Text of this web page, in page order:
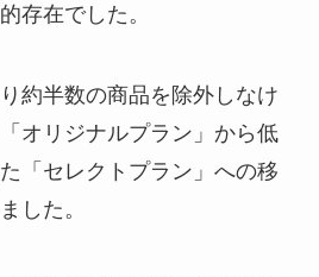
存在でした。
約半数の商品を除外しなけ
オリジナルプラン」から低
「セレクトプラン」への移
した。